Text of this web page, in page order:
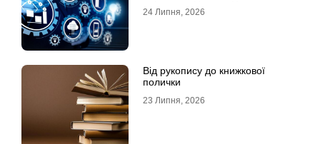
24 Липня, 2026
Від рукопису до книжкової
полички
23 Липня, 2026